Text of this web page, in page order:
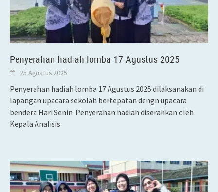
Penyerahan hadiah lomba 17 Agustus 2025
25 Agustus 2025
Penyerahan hadiah lomba 17 Agustus 2025 dilaksanakan di
lapangan upacara sekolah bertepatan dengn upacara
bendera Hari Senin. Penyerahan hadiah diserahkan oleh
Kepala Analisis